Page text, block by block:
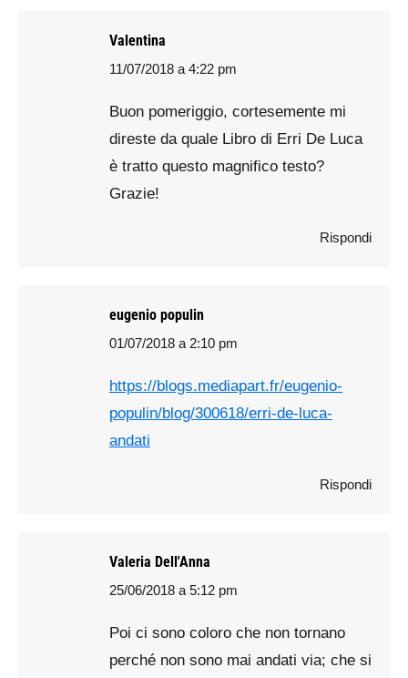
Valentina
says:
11/07/2018 a 4:22 pm
Buon pomeriggio, cortesemente mi
direste da quale Libro di Erri De Luca
è tratto questo magnifico testo?
Grazie!
Rispondi
eugenio populin
says:
01/07/2018 a 2:10 pm
https://blogs.mediapart.fr/eugenio-
populin/blog/300618/erri-de-luca-
andati
Rispondi
Valeria Dell'Anna
says:
25/06/2018 a 5:12 pm
Poi ci sono coloro che non tornano
perché non sono mai andati via; che si